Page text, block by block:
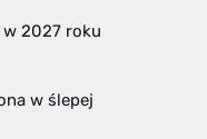
2027 roku
w ślepej